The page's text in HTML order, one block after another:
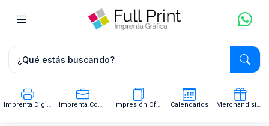
Imprenta Digital Imprenta Comercial Impresión Offset Calendarios Merchandising